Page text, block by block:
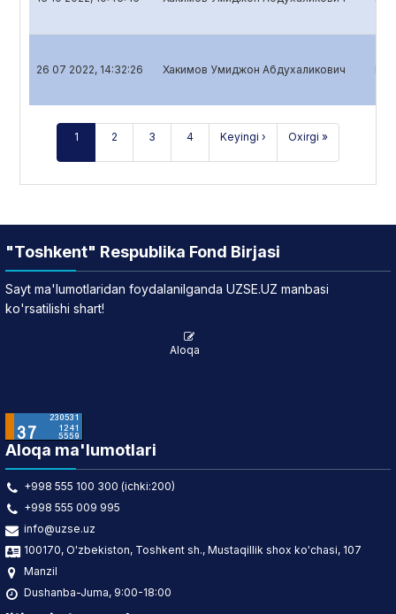
26 07 2022, 14:32:26 Хакимов Умиджон Абдухаликович
1 2 3 4 Keyingi › Oxirgi »
"Toshkent" Respublika Fond Birjasi
Sayt ma'lumotlaridan foydalanilganda UZSE.UZ manbasi
ko'rsatilishi shart!
Aloqa
Aloqa ma'lumotlari
+998 555 100 300 (ichki:200)
+998 555 009 995
info@uzse.uz
100170, O'zbekiston, Toshkent sh., Mustaqillik shox ko'chasi, 107
Manzil
Dushanba-Juma, 9:00-18:00